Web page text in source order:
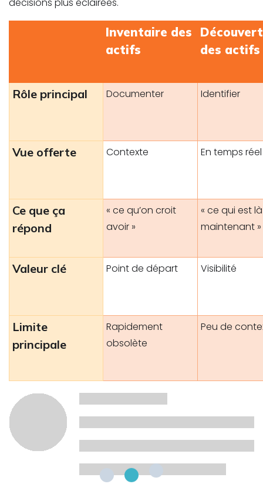
Inventaire des
actifs
des actifs
Rôle principal Documenter Identifier
Vue offerte Contexte En temps réel
Ce que ça
répond
« ce qu’on croit
avoir »
« ce qui est là
maintenant »
Valeur clé Point de départ Visibilité
Limite
principale
Rapidement
obsolète
Peu de